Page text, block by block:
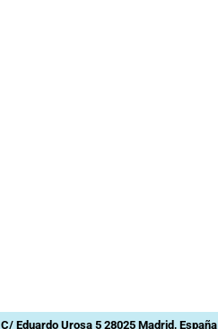
C/ Eduardo Urosa 5 28025 Madrid, España